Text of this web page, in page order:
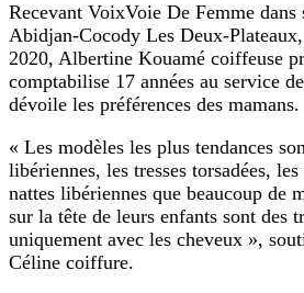
Recevant VoixVoie De Femme dans
Abidjan-Cocody Les Deux-
2020, Albertine Kouamé coiffeuse
comptabilise 17 années au service
dévoile les préférences des mamans.
« Les modèles les plus tendances
libériennes, les tresses torsadées,
nattes libériennes que beaucoup de
sur la tête de leurs enfants sont des
uniquement avec les cheveux »,
Céline coiffure.